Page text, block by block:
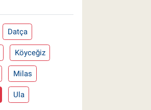
Datça
Köyceğiz
Milas
Ula